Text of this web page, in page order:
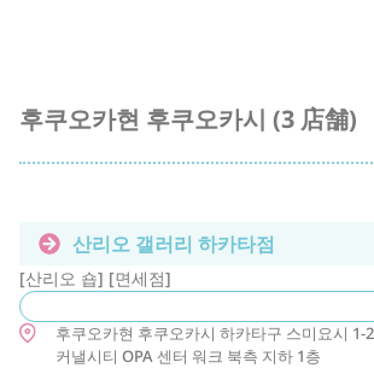
후쿠오카현 후쿠오카시 (3 店舗)
산리오 갤러리 하카타점
[산리오 숍] [면세점]
후쿠오카현 후쿠오카시 하카타구 스미요시 1-
커낼시티 OPA 센터 워크 북측 지하 1층